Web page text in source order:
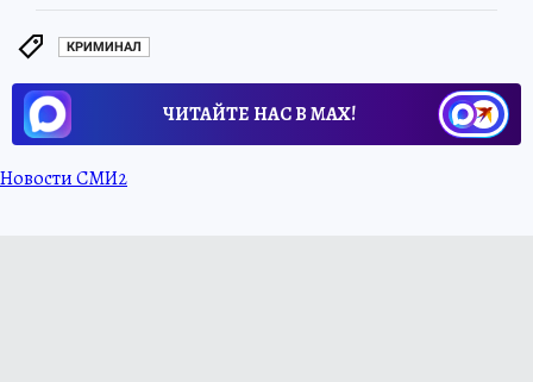
КРИМИНАЛ
ЧИТАЙТЕ НАС В МАХ!
Новости СМИ2